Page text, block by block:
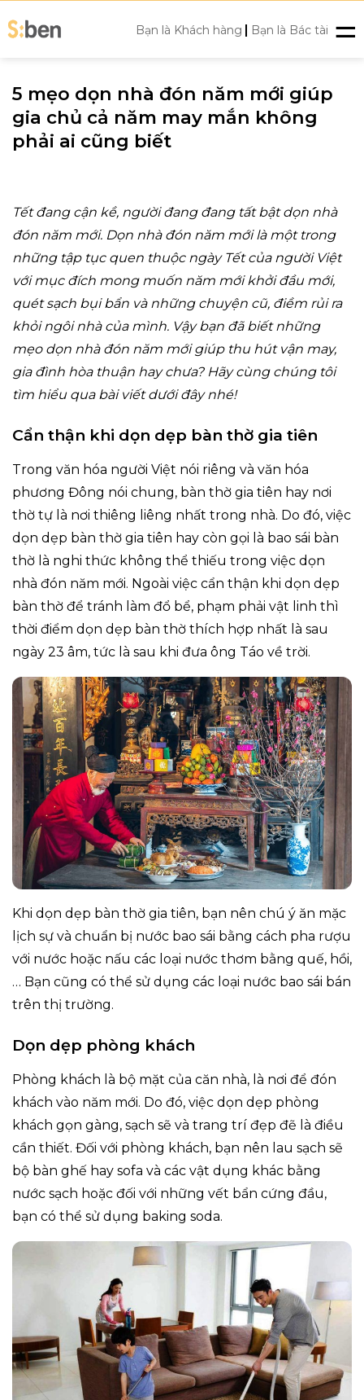
to
Bạn là Khách hàng | Bạn là Bác tài
5 mẹo dọn nhà đón năm mới giúp
gia chủ cả năm may mắn không
phải ai cũng biết
Tết đang cận kề, người đang đang tất bật dọn nhà
đón năm mới. Dọn nhà đón năm mới là một trong
những tập tục quen thuộc ngày Tết của người Việt
với mục đích mong muốn năm mới khởi đầu mới,
quét sạch bụi bẩn và những chuyện cũ, điềm rủi ra
khỏi ngôi nhà của mình. Vậy bạn đã biết những
mẹo dọn nhà đón năm mới giúp thu hút vận may,
gia đình hòa thuận hay chưa? Hãy cùng chúng tôi
tìm hiểu qua bài viết dưới đây nhé!
Cẩn thận khi dọn dẹp bàn thờ gia tiên
Trong văn hóa người Việt nói riêng và văn hóa
phương Đông nói chung, bàn thờ gia tiên hay nơi
thờ tự là nơi thiêng liêng nhất trong nhà. Do đó, việc
dọn dẹp bàn thờ gia tiên hay còn gọi là bao sái bàn
thờ là nghi thức không thể thiếu trong việc dọn
nhà đón năm mới. Ngoài việc cẩn thận khi dọn dẹp
bàn thờ để tránh làm đổ bể, phạm phải vật linh thì
thời điểm dọn dẹp bàn thờ thích hợp nhất là sau
ngày 23 âm, tức là sau khi đưa ông Táo về trời.
Khi dọn dẹp bàn thờ gia tiên, bạn nên chú ý ăn mặc
lịch sự và chuẩn bị nước bao sái bằng cách pha rượu
với nước hoặc nấu các loại nước thơm bằng quế, hồi,
… Bạn cũng có thể sử dụng các loại nước bao sái bán
trên thị trường.
Dọn dẹp phòng khách
Phòng khách là bộ mặt của căn nhà, là nơi để đón
khách vào năm mới. Do đó, việc dọn dẹp phòng
khách gọn gàng, sạch sẽ và trang trí đẹp đẽ là điều
cần thiết. Đối với phòng khách, bạn nên lau sạch sẽ
bộ bàn ghế hay sofa và các vật dụng khác bằng
nước sạch hoặc đối với những vết bẩn cứng đầu,
bạn có thể sử dụng baking soda.